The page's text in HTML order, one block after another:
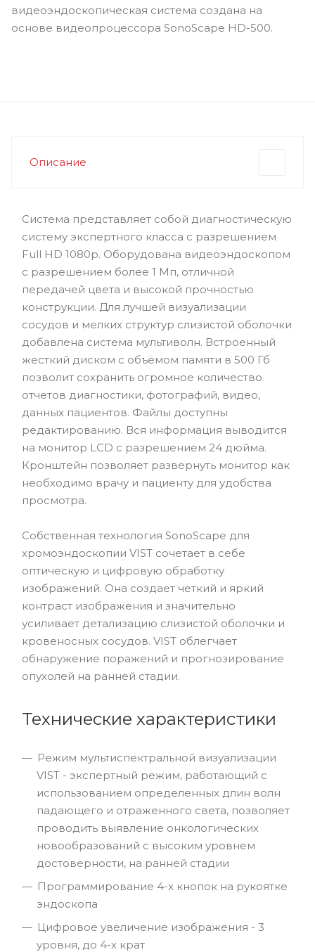
видеоэндоскопическая система создана на
основе видеопроцессора SonoScape HD-500.
Описание
Система представляет собой диагностическую
систему экспертного класса с разрешением
Full HD 1080p. Оборудована видеоэндоскопом
с разрешением более 1 Мп, отличной
передачей цвета и высокой прочностью
конструкции. Для лучшей визуализации
сосудов и мелких структур слизистой оболочки
добавлена система мультиволн. Встроенный
жесткий диском с объёмом памяти в 500 Гб
позволит сохранить огромное количество
отчетов диагностики, фотографий, видео,
данных пациентов. Файлы доступны
редактированию. Вся информация выводится
на монитор LCD с разрешением 24 дюйма.
Кронштейн позволяет развернуть монитор как
необходимо врачу и пациенту для удобства
просмотра.
Собственная технология SonoScape для
хромоэндоскопии VIST сочетает в себе
оптическую и цифровую обработку
изображений. Она создает четкий и яркий
контраст изображения и значительно
усиливает детализацию слизистой оболочки и
кровеносных сосудов. VIST облегчает
обнаружение поражений и прогнозирование
опухолей на ранней стадии.
Технические характеристики
Режим мультиспектральной визуализации
VIST - экспертный режим, работающий с
использованием определенных длин волн
падающего и отраженного света, позволяет
проводить выявление онкологических
новообразований с высоким уровнем
достоверности, на ранней стадии
Программирование 4-х кнопок на рукоятке
эндоскопа
Цифровое увеличение изображения - 3
уровня, до 4-х крат